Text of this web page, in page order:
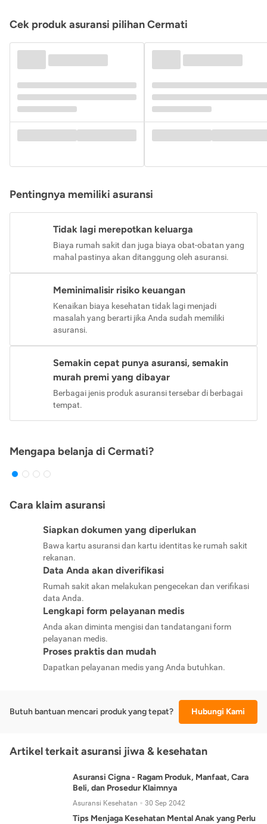
Cek produk asuransi pilihan Cermati
Pentingnya memiliki asuransi
Tidak lagi merepotkan keluarga
Biaya rumah sakit dan juga biaya obat-obatan yang
mahal pastinya akan ditanggung oleh asuransi.
Meminimalisir risiko keuangan
Kenaikan biaya kesehatan tidak lagi menjadi
masalah yang berarti jika Anda sudah memiliki
asuransi.
Semakin cepat punya asuransi, semakin
murah premi yang dibayar
Berbagai jenis produk asuransi tersebar di berbagai
tempat.
Mengapa belanja di Cermati?
Cara klaim asuransi
Siapkan dokumen yang diperlukan
Bawa kartu asuransi dan kartu identitas ke rumah sakit
rekanan.
Data Anda akan diverifikasi
Rumah sakit akan melakukan pengecekan dan verifikasi
data Anda.
Lengkapi form pelayanan medis
Anda akan diminta mengisi dan tandatangani form
pelayanan medis.
Proses praktis dan mudah
Dapatkan pelayanan medis yang Anda butuhkan.
Butuh bantuan mencari produk yang tepat? Hubungi Kami
Artikel terkait asuransi jiwa & kesehatan
Asuransi Cigna - Ragam Produk, Manfaat, Cara
Beli, dan Prosedur Klaimnya
Asuransi Kesehatan 30 Sep 2042
Tips Menjaga Kesehatan Mental Anak yang Perlu